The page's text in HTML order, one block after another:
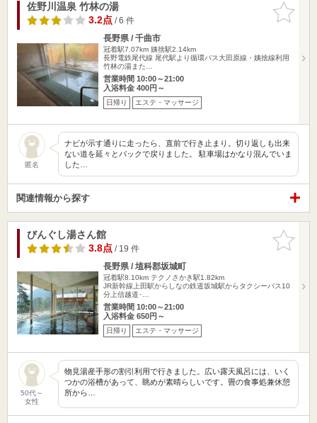
お気に入
りに追加
佐野川温泉 竹林の湯
3.2点/ 6 件
長野県 / 千曲市
冠着駅7.07km 姨捨駅2.14km
長野電鉄尾代線 尾代駅より循環バス大田原線・姨捨線利用
竹林の湯また…
営業時間 10:00～21:00
入浴料金 400円～
日帰り エステ・マッサージ
匿名
ナビが示す通りに走ったら、直前で行き止まり。切り返しも出来
ない道を延々とバックで戻りました。 駐車場はかなり混んでいま
した…
関連情報から探す
お気に入
りに追加
びんぐし湯さん館
3.8点/ 19 件
長野県 / 埴科郡坂城町
冠着駅8.10km テクノさかき駅1.82km
JR新幹線上田駅からしなの鉄道坂城駅からタクシーバス10
分上信越道･…
営業時間 10:00～21:00
入浴料金 650円～
日帰り エステ・マッサージ
50代～
女性
物見湯産手形の割引利用で行きました。広い露天風呂には、いく
つかの浴槽があって、眺めが素晴らしいです。畳の食事処兼休憩
所から…